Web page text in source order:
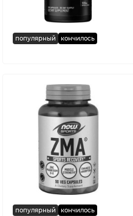
популярный кончилось
популярный кончилось